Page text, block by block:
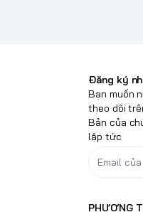
Đăng ký
Bạn muốn
theo dõi
Bản của
lập tức
PHƯƠNG